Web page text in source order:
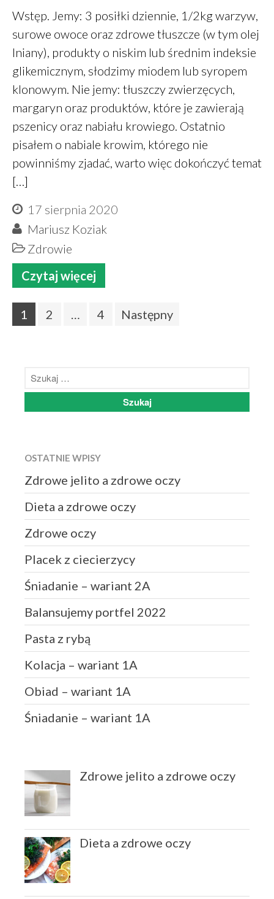
Wstęp. Jemy: 3 posiłki dziennie, 1/2kg warzyw,
surowe owoce oraz zdrowe tłuszcze (w tym olej
lniany), produkty o niskim lub średnim indeksie
glikemicznym, słodzimy miodem lub syropem
klonowym. Nie jemy: tłuszczy zwierzęcych,
margaryn oraz produktów, które je zawierają
pszenicy oraz nabiału krowiego. Ostatnio
pisałem o nabiale krowim, którego nie
powinniśmy zjadać, warto więc dokończyć temat
[…]
17 sierpnia 2020
Mariusz Koziak
Zdrowie
Czytaj więcej
1 2 … 4 Następny
OSTATNIE WPISY
Zdrowe jelito a zdrowe oczy
Dieta a zdrowe oczy
Zdrowe oczy
Placek z ciecierzycy
Śniadanie – wariant 2A
Balansujemy portfel 2022
Pasta z rybą
Kolacja – wariant 1A
Obiad – wariant 1A
Śniadanie – wariant 1A
Zdrowe jelito a zdrowe oczy
Dieta a zdrowe oczy